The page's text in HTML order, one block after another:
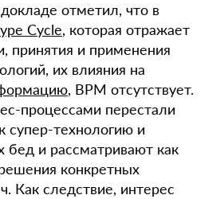
отметил, что в
Cycle, которая отражает
принятия и применения
их влияния на
, BPM отсутствует.
процессами перестали
супер-технологию и
бед и рассматривают как
конкретных
Как следствие, интерес